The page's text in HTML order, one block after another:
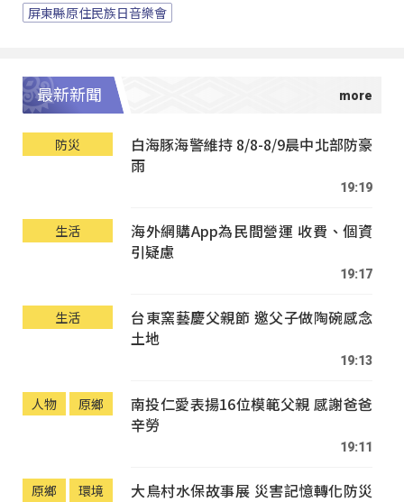
屏東縣原住民族日音樂會
最新新聞
防災
白海豚海警維持 8/8-8/9晨中北部防豪
雨
19:19
生活
海外網購App為民間營運 收費、個資
引疑慮
19:17
生活
台東窯藝慶父親節 邀父子做陶碗感念
土地
19:13
人物 原鄉
南投仁愛表揚16位模範父親 感謝爸爸
辛勞
19:11
原鄉 環境
大鳥村水保故事展 災害記憶轉化防災